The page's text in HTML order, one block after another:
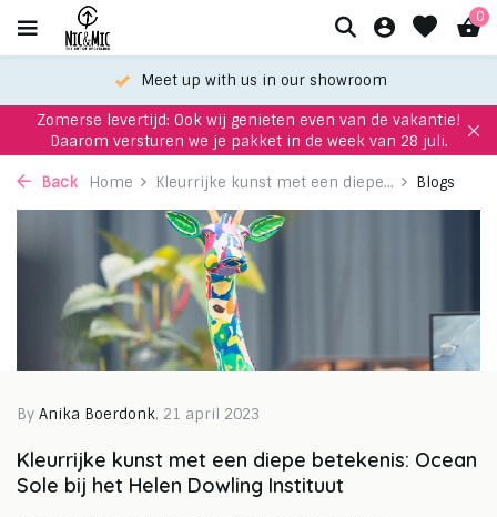
0
Meet up with us in our showroom
Zomerse levertijd: Ook wij genieten even van de vakantie!
Daarom versturen we je pakket in de week van 28 juli.
Back Home Kleurrijke kunst met een diepe... Blogs
By Anika Boerdonk, 21 april 2023
Kleurrijke kunst met een diepe betekenis: Ocean
Sole bij het Helen Dowling Instituut